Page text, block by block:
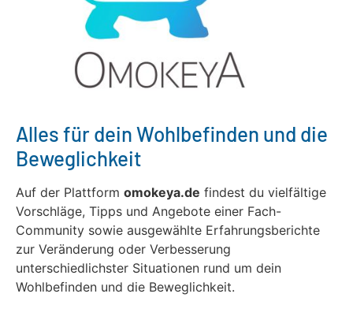
Alles für dein Wohlbefinden und die
Beweglichkeit
Auf der Plattform omokeya.de findest du vielfältige
Vorschläge, Tipps und Angebote einer Fach-
Community sowie ausgewählte Erfahrungsberichte
zur Veränderung oder Verbesserung
unterschiedlichster Situationen rund um dein
Wohlbefinden und die Beweglichkeit.